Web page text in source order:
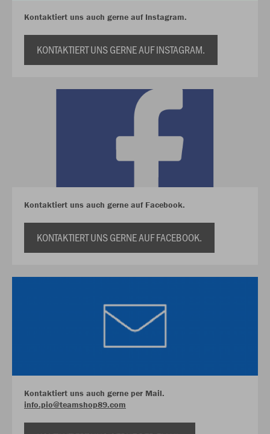
Kontaktiert uns auch gerne auf Instagram.
KONTAKTIERT UNS GERNE AUF INSTAGRAM.
Kontaktiert uns auch gerne auf Facebook.
KONTAKTIERT UNS GERNE AUF FACEBOOK.
Kontaktiert uns auch gerne per Mail.
info.pio@teamshop89.com